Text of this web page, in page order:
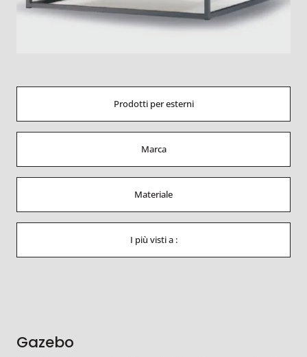
Prodotti per esterni
Marca
Materiale
I più visti a :
Gazebo